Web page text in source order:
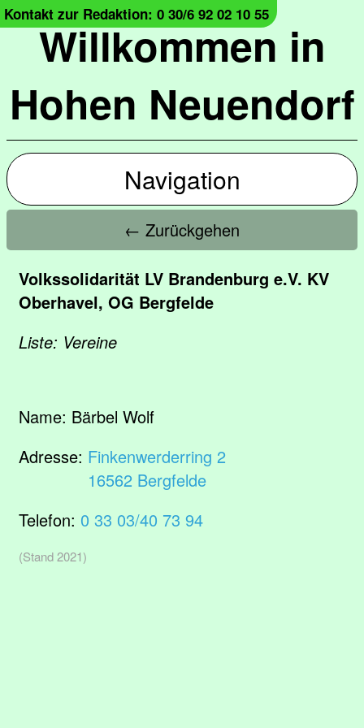
Willkommen in
Hohen Neuendorf
Kontakt zur Redaktion: 0 30/6 92 02 10 55
Navigation
← Zurückgehen
Volkssolidarität LV Brandenburg e.V. KV
Oberhavel, OG Bergfelde
Liste: Vereine
Name: Bärbel Wolf
Adresse: Finkenwerderring 2
16562 Bergfelde
Telefon: 0 33 03/40 73 94
(Stand 2021)